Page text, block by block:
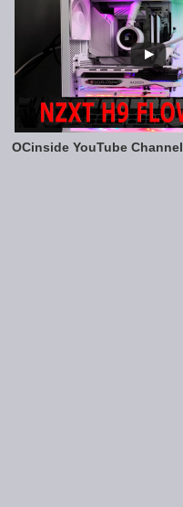
OCinside YouTube Channel